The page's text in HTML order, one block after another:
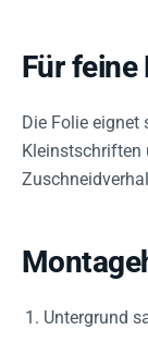
Für feine
Die Folie eignet
Kleinstschriften
Untergrund